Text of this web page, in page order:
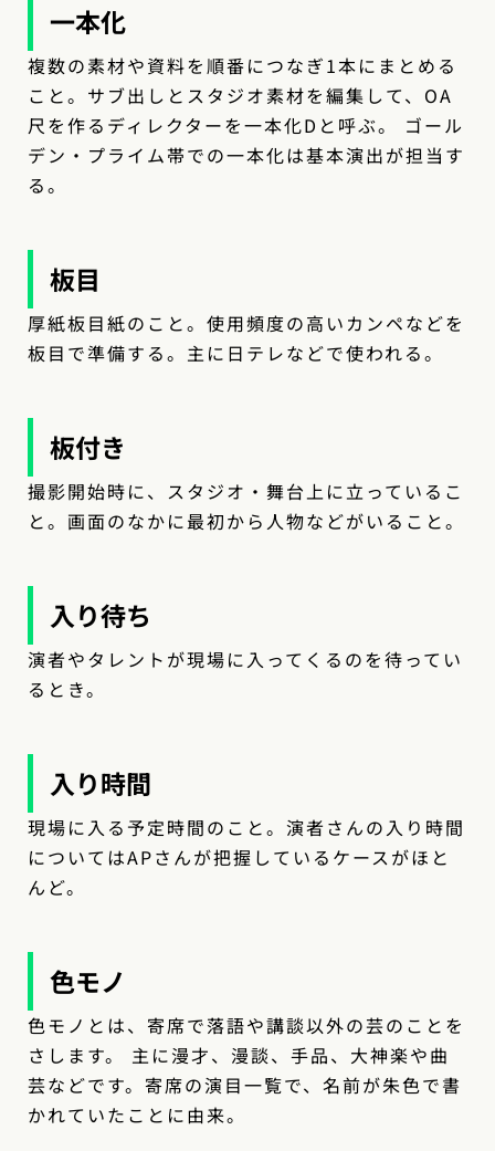
一本化
複数の素材や資料を順番につなぎ1本にまとめる
こと。サブ出しとスタジオ素材を編集して、OA
尺を作るディレクターを一本化Dと呼ぶ。 ゴール
デン・プライム帯での一本化は基本演出が担当す
る。
板目
厚紙板目紙のこと。使用頻度の高いカンペなどを
板目で準備する。主に日テレなどで使われる。
板付き
撮影開始時に、スタジオ・舞台上に立っているこ
と。画面のなかに最初から人物などがいること。
入り待ち
演者やタレントが現場に入ってくるのを待ってい
るとき。
入り時間
現場に入る予定時間のこと。演者さんの入り時間
についてはAPさんが把握しているケースがほと
んど。
色モノ
色モノとは、寄席で落語や講談以外の芸のことを
さします。 主に漫才、漫談、手品、大神楽や曲
芸などです。寄席の演目一覧で、名前が朱色で書
かれていたことに由来。